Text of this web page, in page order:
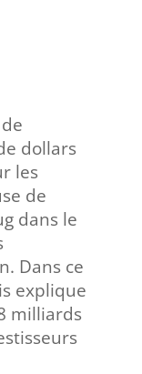
dollars
les
de
dans le
Dans ce
explique
milliards